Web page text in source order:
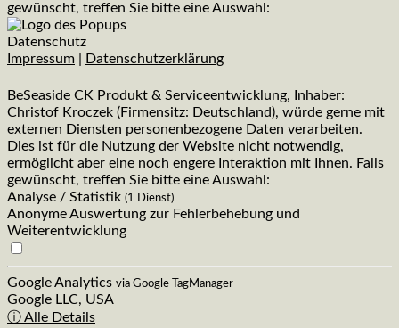
gewünscht, treffen Sie bitte eine Auswahl:
Datenschutz
Impressum
Datenschutzerklärung
BeSeaside CK Produkt & Serviceentwicklung, Inhaber:
Christof Kroczek (Firmensitz: Deutschland), würde gerne mit
externen Diensten personenbezogene Daten verarbeiten.
Dies ist für die Nutzung der Website nicht notwendig,
ermöglicht aber eine noch engere Interaktion mit Ihnen. Falls
gewünscht, treffen Sie bitte eine Auswahl:
Analyse / Statistik (1 Dienst)
Anonyme Auswertung zur Fehlerbehebung und
Weiterentwicklung
Google Analytics via Google TagManager
Google LLC, USA
ⓘ Alle Details